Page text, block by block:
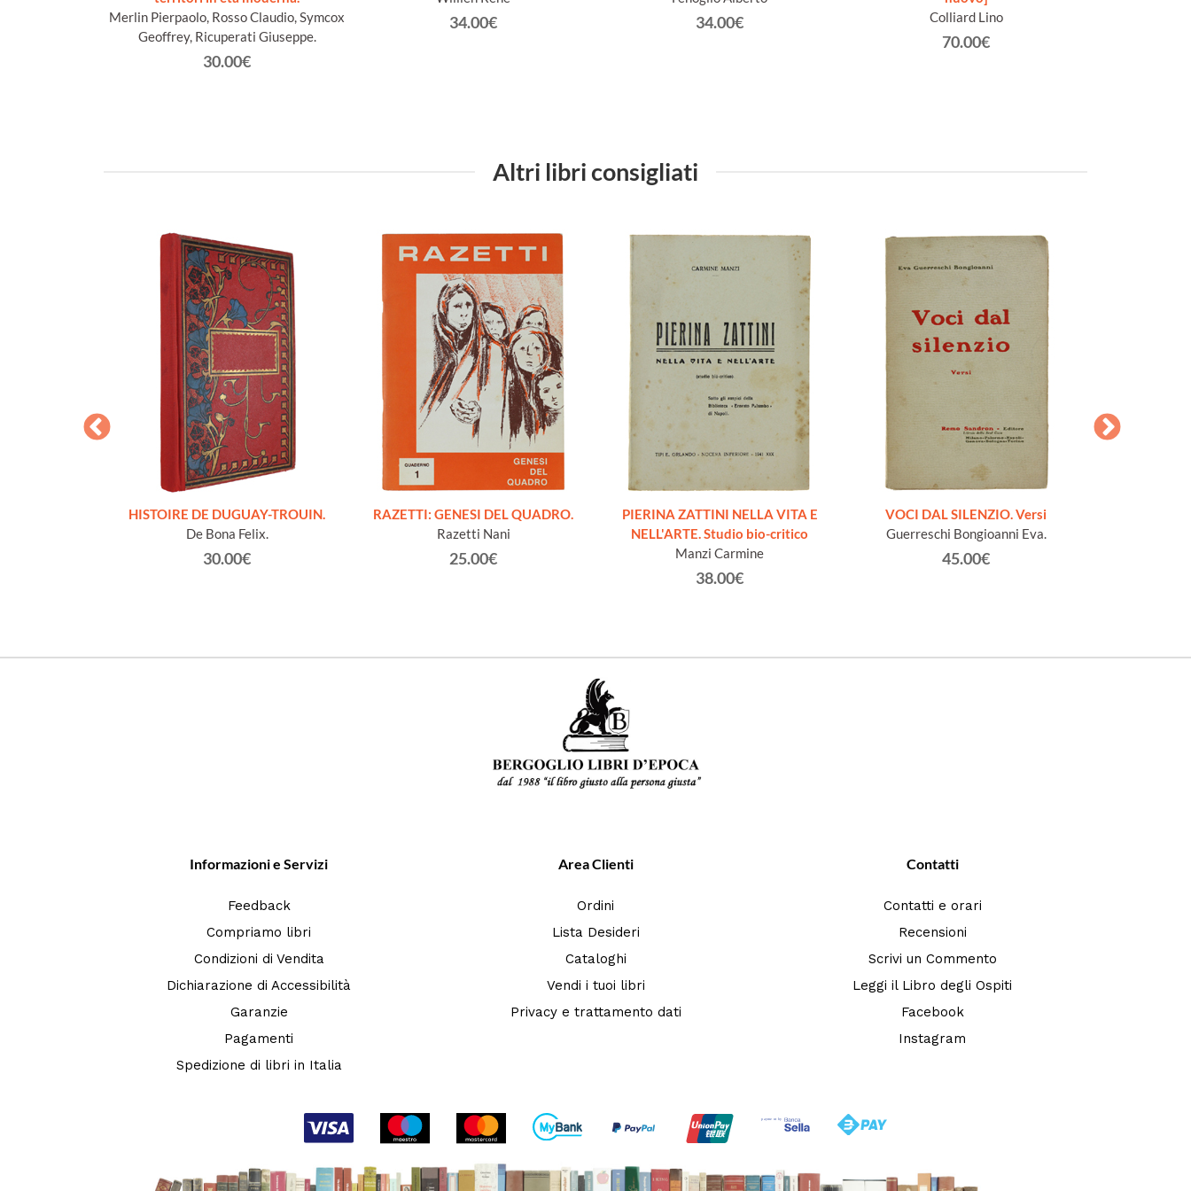
Merlin Pierpaolo, Rosso Claudio, Symcox
Geoffrey, Ricuperati Giuseppe.
30.00€
34.00€ 34.00€
Colliard Lino
70.00€
Altri libri consigliati
HISTOIRE DE DUGUAY-TROUIN.
De Bona Felix.
30.00€
RAZETTI: GENESI DEL QUADRO.
Razetti Nani
25.00€
PIERINA ZATTINI NELLA VITA E
NELL'ARTE. Studio bio-critico
Manzi Carmine
38.00€
VOCI DAL SILENZIO. Versi
Guerreschi Bongioanni Eva.
45.00€
Informazioni e Servizi
Feedback
Compriamo libri
Condizioni di Vendita
Dichiarazione di Accessibilità
Garanzie
Pagamenti
Spedizione di libri in Italia
Area Clienti
Ordini
Lista Desideri
Cataloghi
Vendi i tuoi libri
Privacy e trattamento dati
Contatti
Contatti e orari
Recensioni
Scrivi un Commento
Leggi il Libro degli Ospiti
Facebook
Instagram